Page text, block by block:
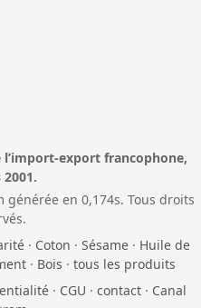
l’import-export francophone,
en 0,174s. Tous droits
· Coton · Sésame · Huile de
· Bois · tous les produits
· CGU · contact · Canal